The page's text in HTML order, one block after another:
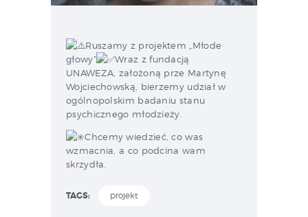
Ruszamy z projektem „Młode
głowy”
Wraz z fundacją
UNAWEZA, założoną prze Martynę
Wojciechowską, bierzemy udział w
ogólnopolskim badaniu stanu
psychicznego młodzieży.
Chcemy wiedzieć, co was
wzmacnia, a co podcina wam
skrzydła.
TAGS: projekt